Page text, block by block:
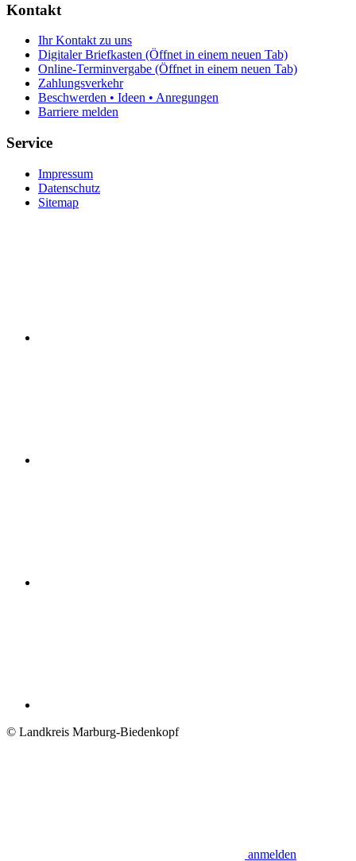
Kontakt
Ihr Kontakt zu uns
Digitaler Briefkasten (Öffnet in einem neuen Tab)
Online-Terminvergabe (Öffnet in einem neuen Tab)
Zahlungsverkehr
Beschwerden • Ideen • Anregungen
Barriere melden
Service
Impressum
Datenschutz
Sitemap
© Landkreis Marburg-Biedenkopf
anmelden